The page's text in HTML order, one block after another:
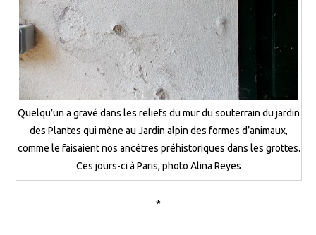
Quelqu’un a gravé dans les reliefs du mur du souterrain du jardin
des Plantes qui mène au Jardin alpin des formes d’animaux,
comme le faisaient nos ancêtres préhistoriques dans les grottes.
Ces jours-ci à Paris, photo Alina Reyes
*